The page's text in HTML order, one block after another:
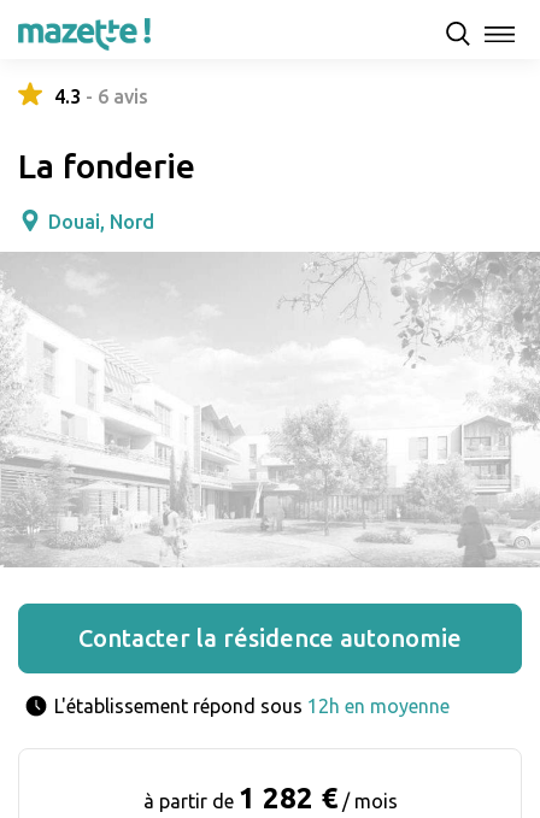
4.3 - 6 avis
La fonderie
Douai, Nord
Contacter la résidence autonomie
L'établissement répond sous 12h en moyenne
à partir de 1 282 €/ mois